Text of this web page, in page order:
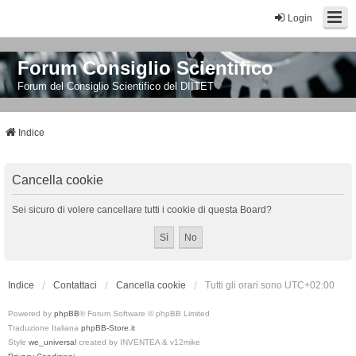
Login
Forum Consiglio Scientifico
Forum del Consiglio Scientifico del DIITET
Indice
Cancella cookie
Sei sicuro di volere cancellare tutti i cookie di questa Board?
Indice Contattaci Cancella cookie Tutti gli orari sono UTC+02:00
Powered by phpBB® Forum Software © phpBB Limited
Traduzione Italiana phpBB-Store.it
Style we_universal created by INVENTEA & v12mike